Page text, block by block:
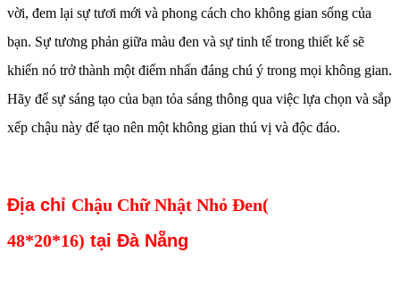
vời, đem lại sự tươi mới và phong cách cho không gian sống của
bạn. Sự tương phản giữa màu đen và sự tinh tế trong thiết kế sẽ
khiến nó trở thành một điểm nhấn đáng chú ý trong mọi không gian.
Hãy để sự sáng tạo của bạn tỏa sáng thông qua việc lựa chọn và sắp
xếp chậu này để tạo nên một không gian thú vị và độc đáo.
Địa chỉ Chậu Chữ Nhật Nhỏ Đen(
48*20*16) tại Đà Nẵng